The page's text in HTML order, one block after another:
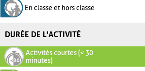
En classe et hors classe
DURÉE DE L'ACTIVITÉ
Activités courtes (< 30
minutes)